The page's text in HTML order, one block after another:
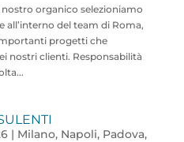
organico selezioniamo
all’interno del team di Roma,
progetti che
nostri clienti. Responsabilità
| Milano, Napoli, Padova,